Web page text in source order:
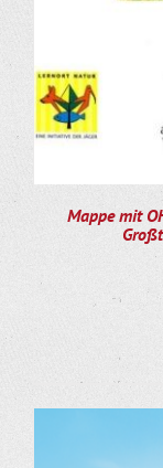
Mappe mit